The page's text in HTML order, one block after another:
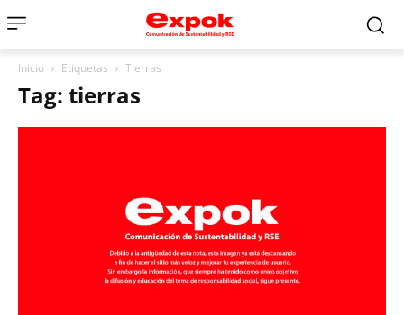
Inicio Etiquetas Tierras
Tag: tierras